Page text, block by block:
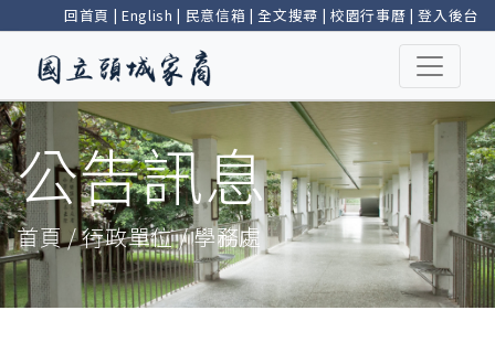
回首頁 | English | 民意信箱 |全文搜尋 | 校園行事曆 |登入後台
公告訊息
首頁 / 行政單位 / 學務處